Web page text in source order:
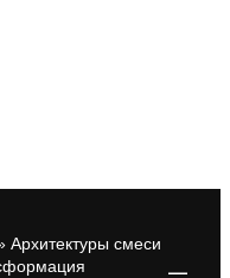
Архитектуры смеси